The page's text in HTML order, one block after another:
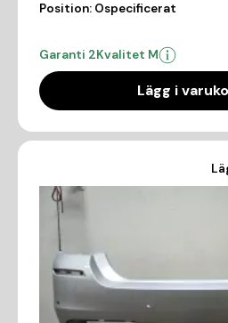
Position: Ospecificerat
Garanti 2Kvalitet M
Lägg i